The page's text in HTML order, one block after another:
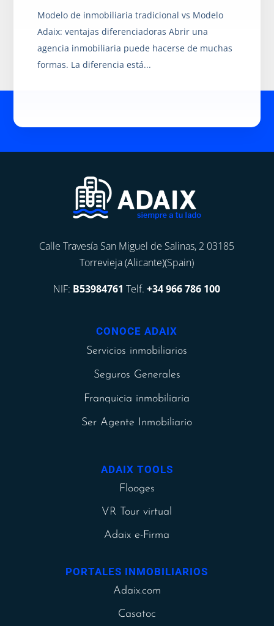
Modelo de inmobiliaria tradicional vs Modelo
Adaix: ventajas diferenciadoras Abrir una
agencia inmobiliaria puede hacerse de muchas
formas. La diferencia está...
Calle Travesía San Miguel de Salinas, 2 03185
Torrevieja (Alicante)(Spain)
NIF: B53984761 Telf.+34 966 786 100
CONOCE ADAIX
Servicios inmobiliarios
Seguros Generales
Franquicia inmobiliaria
Ser Agente Inmobiliario
ADAIX TOOLS
Flooges
VR Tour virtual
Adaix e-Firma
PORTALES INMOBILIARIOS
Adaix.com
Casatoc